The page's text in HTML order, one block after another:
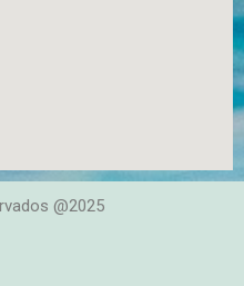
@2025